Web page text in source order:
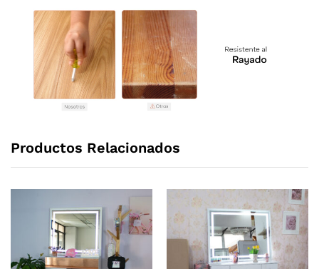
Productos Relacionados